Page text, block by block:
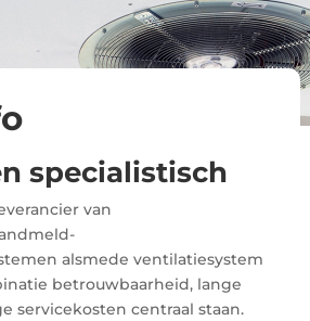
specialistisch
van
alsmede ventilatiesystem
betrouwbaarheid, lange
servicekosten centraal staan.